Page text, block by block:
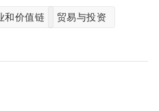
和价值链 贸易与投资